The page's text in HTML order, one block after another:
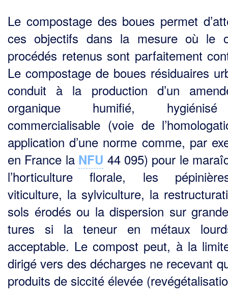
Le compostage des boues permet
ces objectifs dans la mesure où le
procédés retenus sont parfaitement
Le compostage de boues résiduaires
conduit à la production d’un
organique humifié,
commercialisable (voie de
application d’une norme comme, par
en France la NFU 44 095) pour le
l’horticulture florale, les
viticulture, la sylviculture, la
sols érodés ou la dispersion sur
tures si la teneur en métaux
acceptable. Le compost peut, à la
dirigé vers des déchar­ges ne recevant
produits de siccité élevée